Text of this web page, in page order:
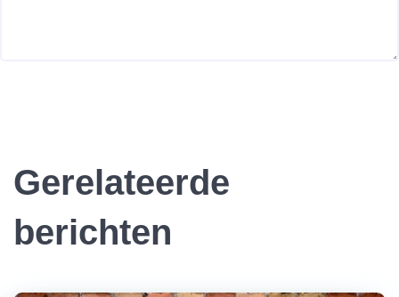
Gerelateerde
berichten